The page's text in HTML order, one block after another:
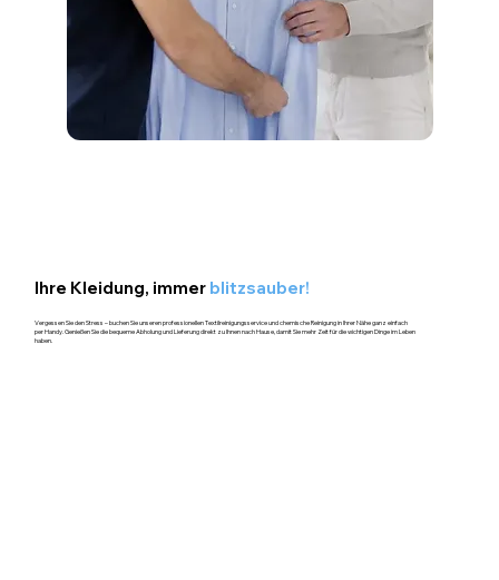
Ihre Kleidung, immer blitzsauber!
Vergessen Sie den Stress – buchen Sie unseren professionellen Textilreinigungsservice und chemische Reinigung in Ihrer Nähe ganz einfach
per Handy. Genießen Sie die bequeme Abholung und Lieferung direkt zu Ihnen nach Hause, damit Sie mehr Zeit für die wichtigen Dinge im Leben
haben.